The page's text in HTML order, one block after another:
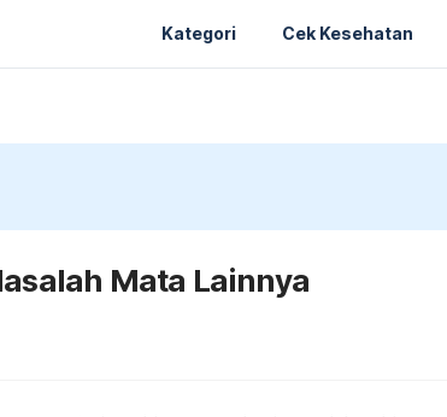
Kategori Cek Kesehatan
Mata Lainnya